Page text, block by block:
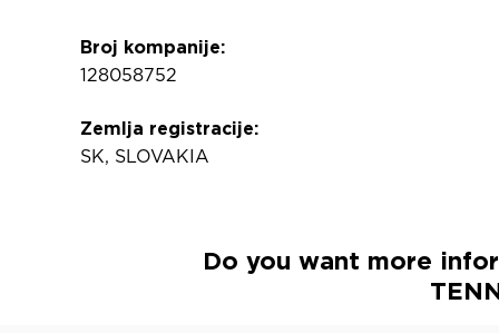
Broj kompanije:
128058752
Zemlja registracije:
SK, SLOVAKIA
Do you want more